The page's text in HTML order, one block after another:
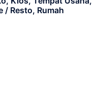
/ Resto, Rumah